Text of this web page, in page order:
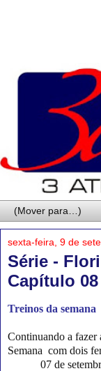
sexta-feira, 9 de
Série -
Capítulo 08
Treinos da semana
Continuando a fazer
Semana com dois
07 de